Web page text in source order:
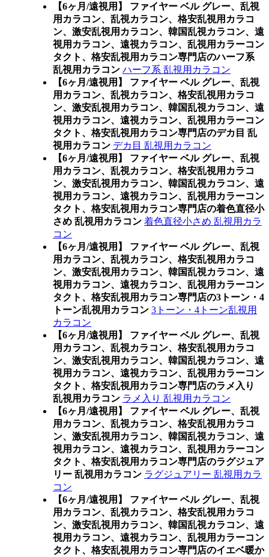
【6ヶ月/遠視用】 ファイヤー ベル グレー、乱視
用カラコン、乱視カラコン、格安乱視用カラコ
ン、激安乱視用カラコン、韓国乱視カラコン、遠
視用カラコン、遠視カラコン、乱視用カラーコン
タクト、格安乱視用カラコン専門店のハーフ系
乱視用カラコン ハーフ系 乱視用カラコン
【6ヶ月/遠視用】 ファイヤー ベル グレー、乱視
用カラコン、乱視カラコン、格安乱視用カラコ
ン、激安乱視用カラコン、韓国乱視カラコン、遠
視用カラコン、遠視カラコン、乱視用カラーコン
タクト、格安乱視用カラコン専門店のデカ目 乱
視用カラコン デカ目 乱視用カラコン
【6ヶ月/遠視用】 ファイヤー ベル グレー、乱視
用カラコン、乱視カラコン、格安乱視用カラコ
ン、激安乱視用カラコン、韓国乱視カラコン、遠
視用カラコン、遠視カラコン、乱視用カラーコン
タクト、格安乱視用カラコン専門店の着色直径小
さめ 乱視用カラコン 着色直径小さめ 乱視用カラ
コン
【6ヶ月/遠視用】 ファイヤー ベル グレー、乱視
用カラコン、乱視カラコン、格安乱視用カラコ
ン、激安乱視用カラコン、韓国乱視カラコン、遠
視用カラコン、遠視カラコン、乱視用カラーコン
タクト、格安乱視用カラコン専門店の3トーン・4
トーン乱視用カラコン 3トーン・4トーン乱視用
カラコン
【6ヶ月/遠視用】 ファイヤー ベル グレー、乱視
用カラコン、乱視カラコン、格安乱視用カラコ
ン、激安乱視用カラコン、韓国乱視カラコン、遠
視用カラコン、遠視カラコン、乱視用カラーコン
タクト、格安乱視用カラコン専門店のラメ入り
乱視用カラコン ラメ入り 乱視用カラコン
【6ヶ月/遠視用】 ファイヤー ベル グレー、乱視
用カラコン、乱視カラコン、格安乱視用カラコ
ン、激安乱視用カラコン、韓国乱視カラコン、遠
視用カラコン、遠視カラコン、乱視用カラーコン
タクト、格安乱視用カラコン専門店のラグジュア
リー 乱視用カラコン ラグジュアリー 乱視用カラ
コン
【6ヶ月/遠視用】 ファイヤー ベル グレー、乱視
用カラコン、乱視カラコン、格安乱視用カラコ
ン、激安乱視用カラコン、韓国乱視カラコン、遠
視用カラコン、遠視カラコン、乱視用カラーコン
タクト、格安乱視用カラコン専門店のイエベ暖か